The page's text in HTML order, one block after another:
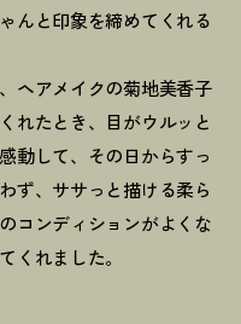
んと印象を締めてくれる
ヘアメイクの菊地美香子
れたとき、目がウルッと
動して、その日からすっ
ず、ササっと描ける柔ら
コンディションがよくな
くれました。